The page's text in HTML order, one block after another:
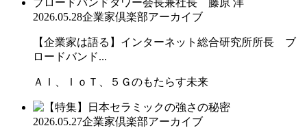
2026.05.28企業家倶楽部アーカイブ
【企業家は語る】インターネット総合研究所所長 ブ
ロードバンド...
ＡＩ、ＩｏＴ、５Ｇのもたらす未来
2026.05.27企業家倶楽部アーカイブ